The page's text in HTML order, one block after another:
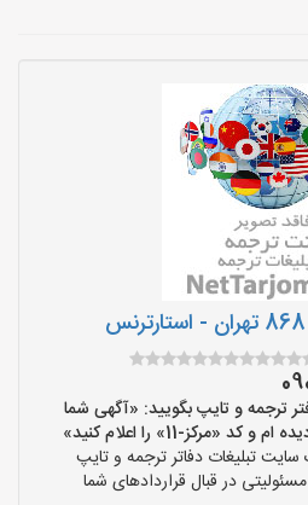
ترجمه و تایپ بگویید: «آگهی شما
11» را اعلام کنید»
تبلیغات دفاتر ترجمه و تایپ
در قبال قراردادهای شما